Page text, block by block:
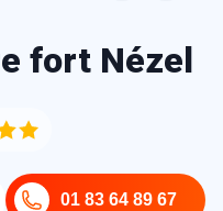
fort Nézel
01 83 64 89 67